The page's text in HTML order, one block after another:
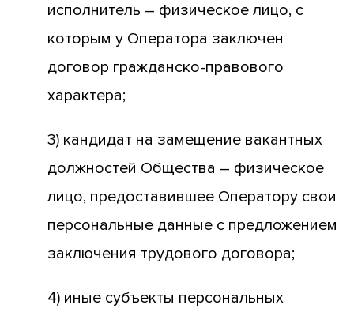
исполнитель – физическое лицо, с
которым у Оператора заключен
договор гражданско-правового
характера;
3) кандидат на замещение вакантных
должностей Общества – физическое
лицо, предоставившее Оператору свои
персональные данные с предложением
заключения трудового договора;
4) иные субъекты персональных